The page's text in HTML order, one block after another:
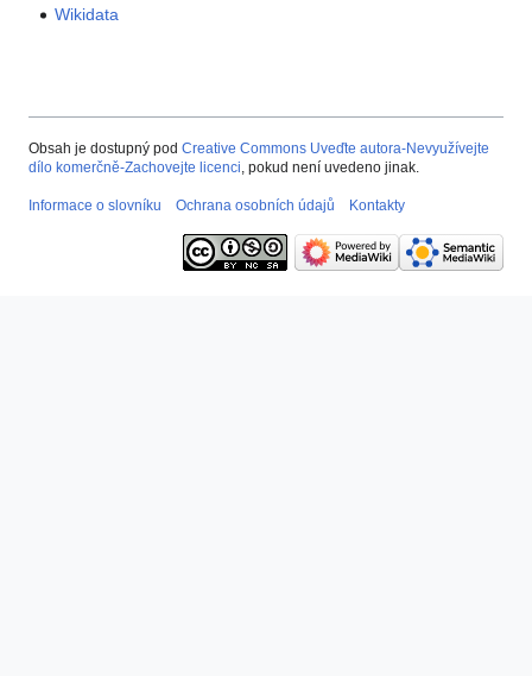
Wikidata
Obsah je dostupný pod Creative Commons Uveďte autora-Nevyužívejte
dílo komerčně-Zachovejte licenci, pokud není uvedeno jinak.
Informace o slovníku Ochrana osobních údajů Kontakty